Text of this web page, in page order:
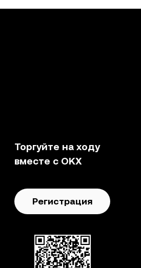
Торгуйте на ходу
вместе с OKX
Регистрация